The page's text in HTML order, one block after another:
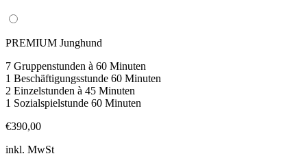
PREMIUM Junghund
7 Gruppenstunden à 60 Minuten
1 Beschäftigungsstunde 60 Minuten
2 Einzelstunden à 45 Minuten
1 Sozialspielstunde 60 Minuten
€390,00
inkl. MwSt